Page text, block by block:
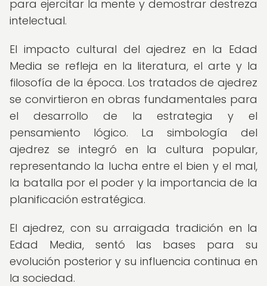
para ejercitar la mente y demostrar destreza
intelectual.
El impacto cultural del ajedrez en la Edad
Media se refleja en la literatura, el arte y la
filosofía de la época. Los tratados de ajedrez
se convirtieron en obras fundamentales para
el desarrollo de la estrategia y el
pensamiento lógico. La simbología del
ajedrez se integró en la cultura popular,
representando la lucha entre el bien y el mal,
la batalla por el poder y la importancia de la
planificación estratégica.
El ajedrez, con su arraigada tradición en la
Edad Media, sentó las bases para su
evolución posterior y su influencia continua en
la sociedad.